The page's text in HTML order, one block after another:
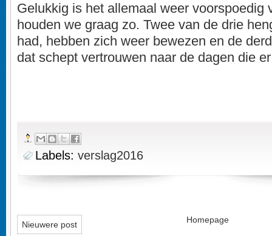
Gelukkig is het allemaal weer voorspoedig
houden we graag zo. Twee van de drie
had, hebben zich weer bewezen en de
dat schept vertrouwen naar de dagen die
Labels: verslag2016
Nieuwere post Homepage